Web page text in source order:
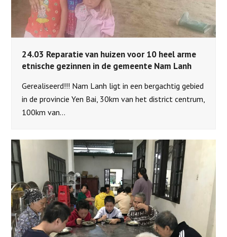
24.03 Reparatie van huizen voor 10 heel arme
etnische gezinnen in de gemeente Nam Lanh
Gerealiseerd!!! Nam Lanh ligt in een bergachtig gebied
in de provincie Yen Bai, 30km van het district centrum,
100km van…